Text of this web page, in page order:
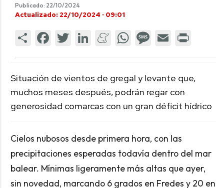
Publicado: 22/10/2024
Actualizado: 22/10/2024 · 09:01
Situación de vientos de gregal y levante que,
muchos meses después, podrán regar con
generosidad comarcas con un gran déficit hídrico
Cielos nubosos desde primera hora, con las
precipitaciones esperadas todavía dentro del mar
balear. Mínimas ligeramente más altas que ayer,
sin novedad, marcando 6 grados en Fredes y 20 en